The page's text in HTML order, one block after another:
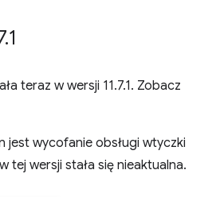
.1
teraz w wersji 11.7.1. Zobacz
jest wycofanie obsługi wtyczki
tej wersji stała się nieaktualna.